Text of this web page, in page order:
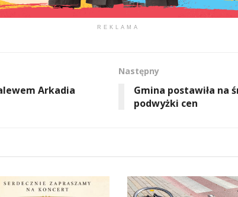
REKLAMA
Arkadia
Następny
Gmina postawiła na
podwyżki cen